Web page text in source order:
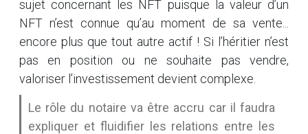
sujet concernant les NFT puisque la valeur d’un
NFT n’est connue qu’au moment de sa vente...
encore plus que tout autre actif ! Si l’héritier n’est
pas en position ou ne souhaite pas vendre,
valoriser l’investissement devient complexe.
Le rôle du notaire va être accru car il faudra
expliquer et fluidifier les relations entre les